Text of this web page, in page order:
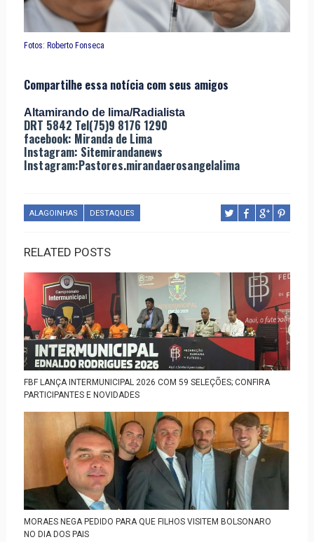
Fotos: Roberto Fonseca
Compartilhe essa notícia com seus amigos
Altamirando de lima/Radialista
DRT 5842 Tel(75)9 8176 1290
facebook: Miranda de Lima
Instagram: Sitemirandanews
Instagram:Pastores.mirandaerosangelalima
ALAGOINHAS DESTAQUES
RELATED POSTS
FBF LANÇA INTERMUNICIPAL 2026 COM 59 SELEÇÕES; CONFIRA
PARTICIPANTES E NOVIDADES
MORAES NEGA PEDIDO PARA QUE FILHOS VISITEM BOLSONARO
NO DIA DOS PAIS